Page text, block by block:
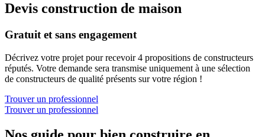
Devis construction de maison
Gratuit et sans engagement
Décrivez votre projet pour recevoir 4 propositions de constructeurs
réputés. Votre demande sera transmise uniquement à une sélection
de constructeurs de qualité présents sur votre région !
Trouver un professionnel
Trouver un professionnel